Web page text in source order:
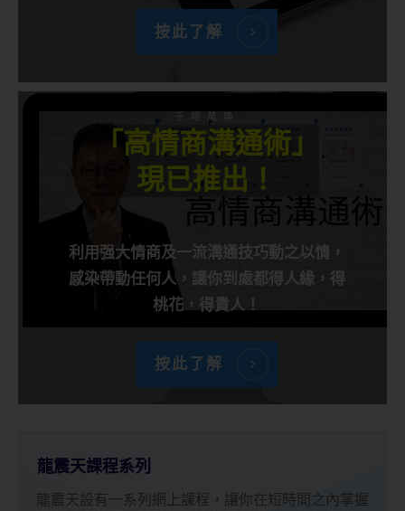
按此了解
千呼萬喚
「高情商溝通術」
現已推出！
利用强大情商及一流溝通技巧動之以情，
感染帶動任何人，讓你到處都得人緣，得
桃花，得貴人！
按此了解
龍震天課程系列
龍震天設有一系列網上課程，讓你在短時間之內掌握